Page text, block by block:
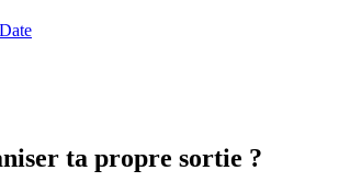
ta propre sortie ?